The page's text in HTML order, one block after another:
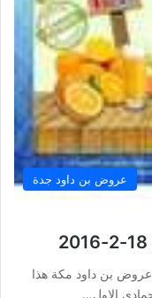
عروض بن داود جدة
عروض بن داود مكة هذا الاسبوع 18-2-2016 عروض بن داود مكة هذا